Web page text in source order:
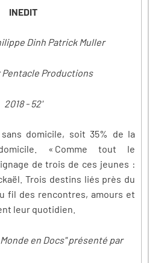
INEDIT
Dinh Patrick Muller
Productions
2018 - 52'
domicile, soit 35% de la
« Comme tout le
de trois de ces jeunes :
Trois destins liés près du
fil des rencontres, amours et
leur quotidien.
en Docs" présenté par